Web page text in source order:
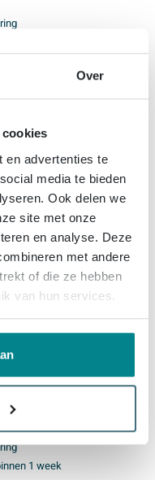
Over
en advertenties te
media te bieden
Ook delen we
site met onze
en analyse. Deze
met andere
of die ze hebben
van hun services.
- satin spray
-
symmetry - 2
- 30cm plafondbuis
hoofddouche -
uitlaat - 150cm
- satin spray
- Chroom
1 week
symmetry - 2
- 40cm wandarm -
hoofddouche -
uitlaat - 150cm
- satin spray
- Chroom
1 week